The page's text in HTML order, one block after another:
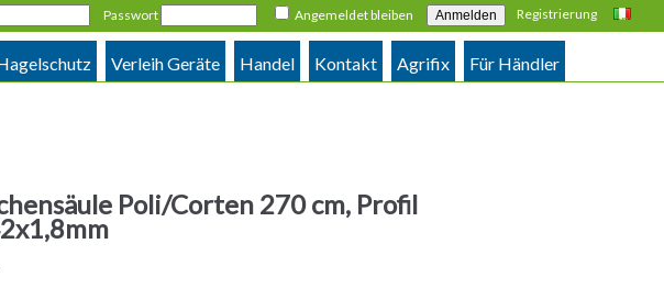
Italiano
Registrierung
Passwort Angemeldet bleiben
Verleih Geräte Handel Kontakt Agrifix Für Händler
Poli/Corten 270 cm, Profil